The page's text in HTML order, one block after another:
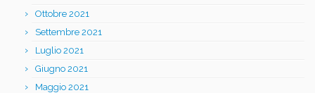
Ottobre 2021
Settembre 2021
Luglio 2021
Giugno 2021
Maggio 2021